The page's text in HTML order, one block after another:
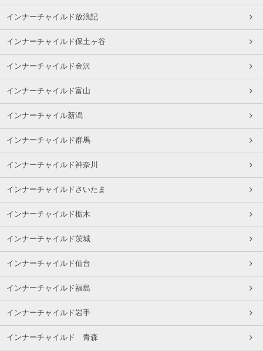
インナーチャイルド放浪記
インナーチャイルド保土ヶ谷
インナーチャイルド金沢
インナーチャイルド富山
インナーチャイル新潟
インナーチャイルド群馬
インナーチャイルド神奈川
インナーチャイルドさいたま
インナーチャイルド栃木
インナーチャイルド茨城
インナーチャイルド仙台
インナーチャイルド福島
インナーチャイルド岩手
インナーチャイルド 青森